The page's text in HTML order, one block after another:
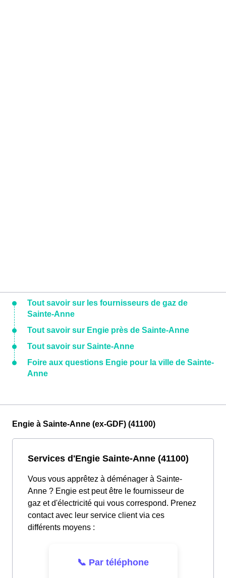
Tout savoir sur les fournisseurs de gaz de
Sainte-Anne
Tout savoir sur Engie près de Sainte-Anne
Tout savoir sur Sainte-Anne
Foire aux questions Engie pour la ville de Sainte-
Anne
Engie à Sainte-Anne (ex-GDF) (41100)
Services d'Engie Sainte-Anne (41100)
Vous vous apprêtez à déménager à Sainte-
Anne ? Engie est peut être le fournisseur de
gaz et d'électricité qui vous correspond. Prenez
contact avec leur service client via ces
différents moyens :
📞 Par téléphone